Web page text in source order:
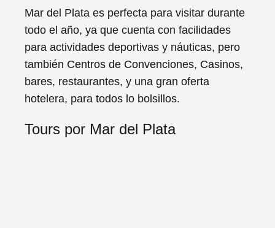
Mar del Plata es perfecta para visitar durante
todo el año, ya que cuenta con facilidades
para actividades deportivas y náuticas, pero
también Centros de Convenciones, Casinos,
bares, restaurantes, y una gran oferta
hotelera, para todos lo bolsillos.
Tours por Mar del Plata